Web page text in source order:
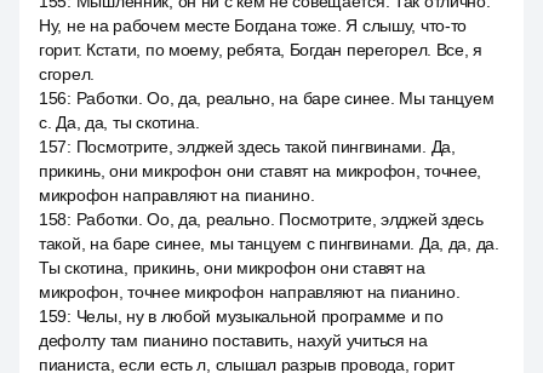
Ну, не на рабочем месте Богдана тоже. Я слышу, что-то
горит. Кстати, по моему, ребята, Богдан перегорел. Все, я
сгорел.
156: Работки. Оо, да, реально, на баре синее. Мы танцуем
с. Да, да, ты скотина.
157: Посмотрите, элджей здесь такой пингвинами. Да,
прикинь, они микрофон они ставят на микрофон, точнее,
микрофон направляют на пианино.
158: Работки. Оо, да, реально. Посмотрите, элджей здесь
такой, на баре синее, мы танцуем с пингвинами. Да, да, да.
Ты скотина, прикинь, они микрофон они ставят на
микрофон, точнее микрофон направляют на пианино.
159: Челы, ну в любой музыкальной программе и по
дефолту там пианино поставить, нахуй учиться на
пианиста, если есть л, слышал разрыв провода, горит